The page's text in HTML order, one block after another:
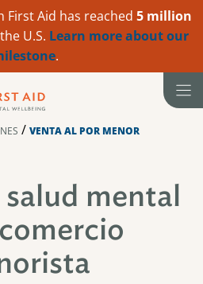
First Aid has reached 5 million
U.S. Learn more about our
.
/ VENTA AL POR MENOR
mental